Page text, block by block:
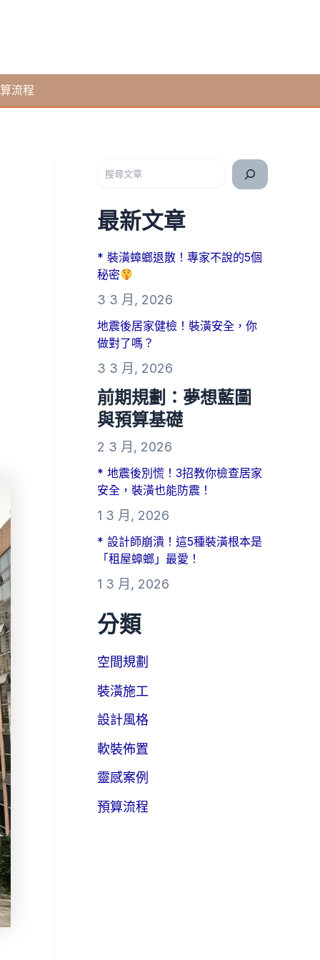
流程
最新文章
* 裝潢蟑螂退散！專家不說的5個
秘密
3 3 月, 2026
地震後居家健檢！裝潢安全，你
做對了嗎？
3 3 月, 2026
前期規劃：夢想藍圖
與預算基礎
2 3 月, 2026
* 地震後別慌！3招教你檢查居家
安全，裝潢也能防震！
1 3 月, 2026
* 設計師崩潰！這5種裝潢根本是
「租屋蟑螂」最愛！
1 3 月, 2026
分類
空間規劃
裝潢施工
設計風格
軟裝佈置
靈感案例
預算流程